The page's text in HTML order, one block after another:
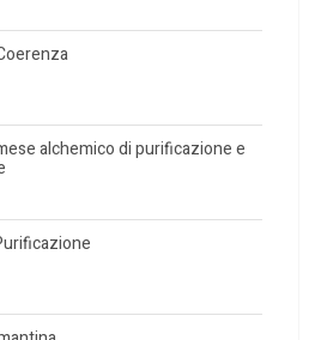
alchemico di purificazione e